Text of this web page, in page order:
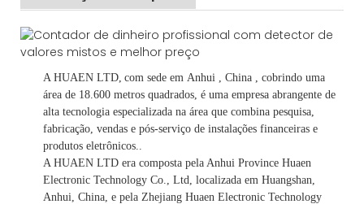
A HUAEN LTD, com sede em Anhui , China
, cobrindo uma
área de 18.600 metros quadrados, é uma empresa abrangente de
alta tecnologia especializada na área que combina pesquisa,
fabricação, vendas e pós-serviço de instalações financeiras e
produtos eletrônicos.
A HUAEN LTD era composta pela Anhui Province Huaen
Electronic Technology Co., Ltd, localizada em Huangshan,
Anhui, China, e pela Zhejiang Huaen Electronic Technology